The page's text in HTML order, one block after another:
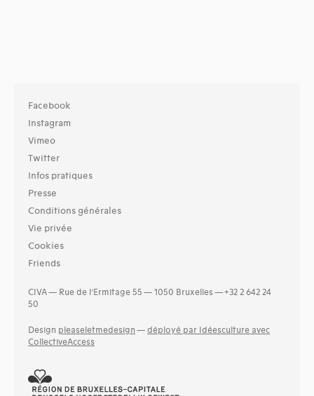
Facebook
Instagram
Vimeo
Twitter
Infos pratiques
Presse
Conditions générales
Vie privée
Cookies
Friends
CIVA — Rue de l’Ermitage 55 — 1050 Bruxelles — +32 2 642 24
50
Design pleaseletmedesign — déployé par Idéesculture avec
CollectiveAccess